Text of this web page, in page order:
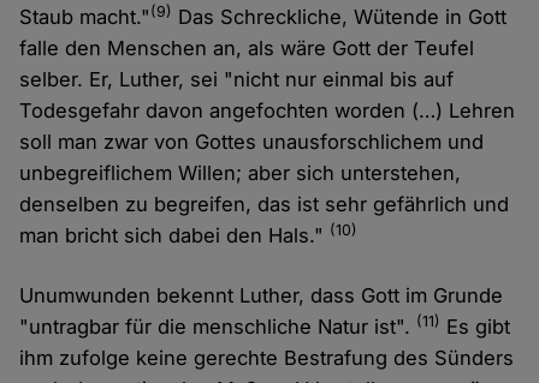
Staub macht." (9) Das Schreckliche, Wütende in Gott
falle den Menschen an, als wäre Gott der Teufel
selber. Er, Luther, sei "nicht nur einmal bis auf
Todesgefahr davon angefochten worden (…) Lehren
soll man zwar von Gottes unausforschlichem und
unbegreiflichem Willen; aber sich unterstehen,
denselben zu begreifen, das ist sehr gefährlich und
man bricht sich dabei den Hals." (10)
Unumwunden bekennt Luther, dass Gott im Grunde
"untragbar für die menschliche Natur ist". (11) Es gibt
ihm zufolge keine gerechte Bestrafung des Sünders